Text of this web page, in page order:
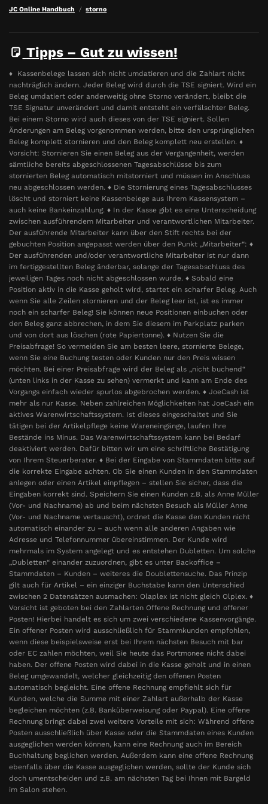
JC Online Handbuch storno
Tipps – Gut zu wissen!
♦ Kassenbelege lassen sich nicht umdatieren und die Zahlart nicht
nachträglich ändern. Jeder Beleg wird durch die TSE signiert. Wird ein
Beleg umdatiert oder anderweitig ohne Storno verändert, bleibt die
TSE Signatur unverändert und damit entsteht ein verfälschter Beleg.
Bei einem Storno wird auch dieses von der TSE signiert. Sollen
Änderungen am Beleg vorgenommen werden, bitte den ursprünglichen
Beleg komplett stornieren und den Beleg komplett neu erstellen. ♦
Vorsicht: Stornieren Sie einen Beleg aus der Vergangenheit, werden
sämtliche bereits abgeschlossenen Tagesabschlüsse bis zum
stornierten Beleg automatisch mitstorniert und müssen im Anschluss
neu abgeschlossen werden. ♦ Die Stornierung eines Tagesabschlusses
löscht und storniert keine Kassenbelege aus Ihrem Kassensystem –
auch keine Bankeinzahlung. ♦ In der Kasse gibt es eine Unterscheidung
zwischen ausführendem Mitarbeiter und verantwortlichen Mitarbeiter.
Der ausführende Mitarbeiter kann über den Stift rechts bei der
gebuchten Position angepasst werden über den Punkt „Mitarbeiter“: ♦
Der ausführenden und/oder verantwortliche Mitarbeiter ist nur dann
im fertiggestellten Beleg änderbar, solange der Tagesabschluss des
jeweiligen Tages noch nicht abgeschlossen wurde. ♦ Sobald eine
Position aktiv in die Kasse geholt wird, startet ein scharfer Beleg. Auch
wenn Sie alle Zeilen stornieren und der Beleg leer ist, ist es immer
noch ein scharfer Beleg! Sie können neue Positionen einbuchen oder
den Beleg ganz abbrechen, in dem Sie diesem im Parkplatz parken
und von dort aus löschen (rote Papiertonne). ♦ Nutzen Sie die
Preisabfrage! So vermeiden Sie am besten leere, stornierte Belege,
wenn Sie eine Buchung testen oder Kunden nur den Preis wissen
möchten. Bei einer Preisabfrage wird der Beleg als „nicht buchend“
(unten links in der Kasse zu sehen) vermerkt und kann am Ende des
Vorgangs einfach wieder spurlos abgebrochen werden. ♦ JoeCash ist
mehr als nur Kasse. Neben zahlreichen Möglichkeiten hat JoeCash ein
aktives Warenwirtschaftssystem. Ist dieses eingeschaltet und Sie
tätigen bei der Artikelpflege keine Wareneingänge, laufen Ihre
Bestände ins Minus. Das Warenwirtschaftssystem kann bei Bedarf
deaktiviert werden. Dafür bitten wir um eine schriftliche Bestätigung
von Ihrem Steuerberater. ♦ Bei der Eingabe von Stammdaten bitte auf
die korrekte Eingabe achten. Ob Sie einen Kunden in den Stammdaten
anlegen oder einen Artikel einpflegen – stellen Sie sicher, dass die
Eingaben korrekt sind. Speichern Sie einen Kunden z.B. als Anne Müller
(Vor- und Nachname) ab und beim nächsten Besuch als Müller Anne
(Vor- und Nachname vertauscht), ordnet die Kasse den Kunden nicht
automatisch einander zu – auch wenn alle anderen Angaben wie
Adresse und Telefonnummer übereinstimmen. Der Kunde wird
mehrmals im System angelegt und es entstehen Dubletten. Um solche
„Dubletten“ einander zuzuordnen, gibt es unter Backoffice –
Stammdaten – Kunden – weiteres die Doublettensuche. Das Prinzip
gilt auch für Artikel – ein einziger Buchstabe kann den Unterschied
zwischen 2 Datensätzen ausmachen: Olaplex ist nicht gleich Olplex. ♦
Vorsicht ist geboten bei den Zahlarten Offene Rechnung und offener
Posten! Hierbei handelt es sich um zwei verschiedene Kassenvorgänge.
Ein offener Posten wird ausschließlich für Stammkunden empfohlen,
wenn diese beispielsweise erst bei Ihrem nächsten Besuch mit bar
oder EC zahlen möchten, weil Sie heute das Portmonee nicht dabei
haben. Der offene Posten wird dabei in die Kasse geholt und in einen
Beleg umgewandelt, welcher gleichzeitig den offenen Posten
automatisch begleicht. Eine offene Rechnung empfiehlt sich für
Kunden, welche die Summe mit einer Zahlart außerhalb der Kasse
begleichen möchten (z.B. Banküberweisung oder Paypal). Eine offene
Rechnung bringt dabei zwei weitere Vorteile mit sich: Während offene
Posten ausschließlich über Kasse oder die Stammdaten eines Kunden
ausgeglichen werden können, kann eine Rechnung auch im Bereich
Buchhaltung beglichen werden. Außerdem kann eine offene Rechnung
ebenfalls über die Kasse ausgeglichen werden, sollte der Kunde sich
doch umentscheiden und z.B. am nächsten Tag bei Ihnen mit Bargeld
im Salon stehen.